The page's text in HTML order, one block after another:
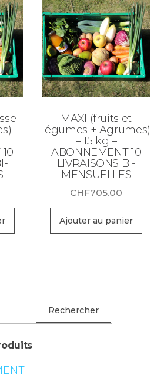
–
MAXI (fruits et
légumes + Agrumes)
– 15 kg –
ABONNEMENT 10
LIVRAISONS BI-
MENSUELLES
CHF705.00
Ajouter au panier